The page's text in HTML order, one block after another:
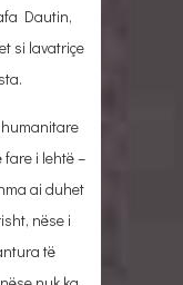
Dautin,
si lavatriçe
humanitare
fare i lehtë –
ai duhet
nëse i
të